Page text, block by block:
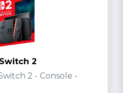
2
2 - Console -